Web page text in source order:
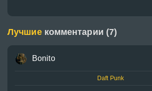
Лучшие комментарии (7)
Bonito
Daft Punk